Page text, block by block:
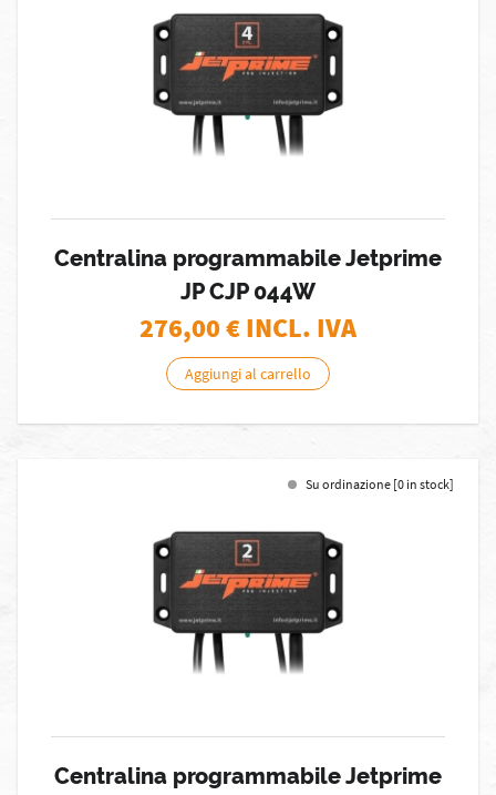
Centralina programmabile Jetprime
JP CJP 044W
276,00€ INCL. IVA
Aggiungi al carrello
Su ordinazione [0 in stock]
Centralina programmabile Jetprime